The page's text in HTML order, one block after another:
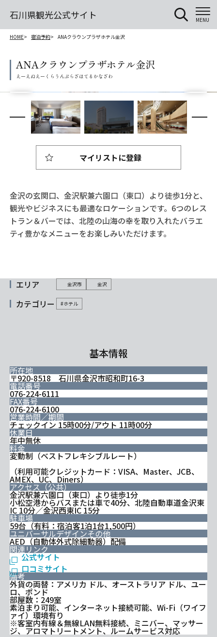
石川県観光公式サイト MENU
HOME 宿泊予約 ANAクラウンプラザホテル金沢
ANAクラウンプラザホテル金沢
金沢の玄関口、金沢駅兼六園口（東口）より徒歩1分と、
観光やビジネスにも最適なロケーションです。6つのレス
トラン＆バーでは、北陸の山海の幸を取り入れたバラエ
ティ豊かなメニューをお楽しみいただけます。
マイリストに登録
エリア 金沢市 金沢
カテゴリー #ホテル
基本情報
所在地
〒920-8518 石川県金沢市昭和町16-3
電話番号
076-224-6111
FAX番号
076-224-6100
営業時間／期間
チェックイン 15時00分/アウト 11時00分
休業日
年中無休
料金
変動制（ベストフレキシブルレート）
（利用可能クレジットカード：VISA、Master、JCB、
AMEX、UC、Diners）
アクセス（公共）
金沢駅兼六園口（東口）より徒歩1分
小松空港からバスまたは車で40分、北陸自動車道金沢東
IC 10分／金沢西東IC 15分
駐車場
59台（有料：宿泊客1泊1台1,500円）
ユニバーサルデザインその他
AED（自動体外式除細動器）配備
関連リンク
公式サイト
口コミサイト
備考
外貨の両替：アメリカ ドル、オーストラリア ドル、ユー
ロ、ポンド
部屋数：249室
素泊まり可能、インターネット接続可能、Wi-Fi（ワイフ
ァイ）環境有り
※客室内有線＆無線LAN無料接続、ミニバー、マッサー
ジ、アロマトリートメント、ルームサービス対応